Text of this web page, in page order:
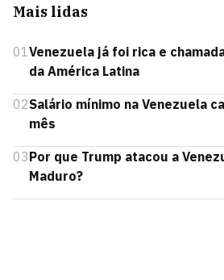
Mais lidas
01 Venezuela já foi rica e
da América Latina
02Salário mínimo na Venezuela
mês
03Por que Trump atacou a
Maduro?